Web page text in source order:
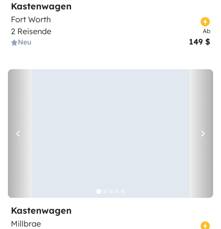
Kastenwagen
Fort Worth
2 Reisende
Neu
Ab
149 $
Kastenwagen
Millbrae